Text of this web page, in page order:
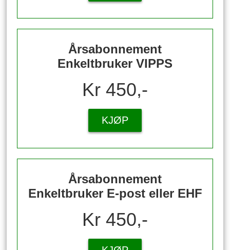
Årsabonnement
Enkeltbruker VIPPS
Kr 450,-
KJØP
Årsabonnement
Enkeltbruker E-post eller EHF
Kr 450,-